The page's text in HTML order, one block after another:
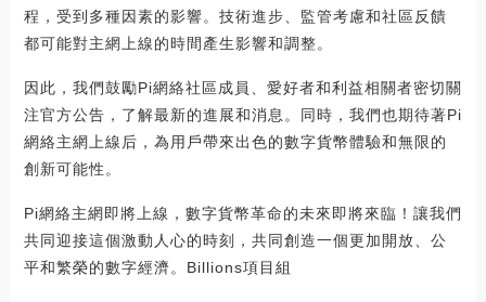
程，受到多種因素的影響。技術進步、監管考慮和社區反饋
都可能對主網上線的時間產生影響和調整。
因此，我們鼓勵Pi網絡社區成員、愛好者和利益相關者密切關
注官方公告，了解最新的進展和消息。同時，我們也期待著Pi
網絡主網上線后，為用戶帶來出色的數字貨幣體驗和無限的
創新可能性。
Pi網絡主網即將上線，數字貨幣革命的未來即將來臨！讓我們
共同迎接這個激動人心的時刻，共同創造一個更加開放、公
平和繁榮的數字經濟。Billions項目組